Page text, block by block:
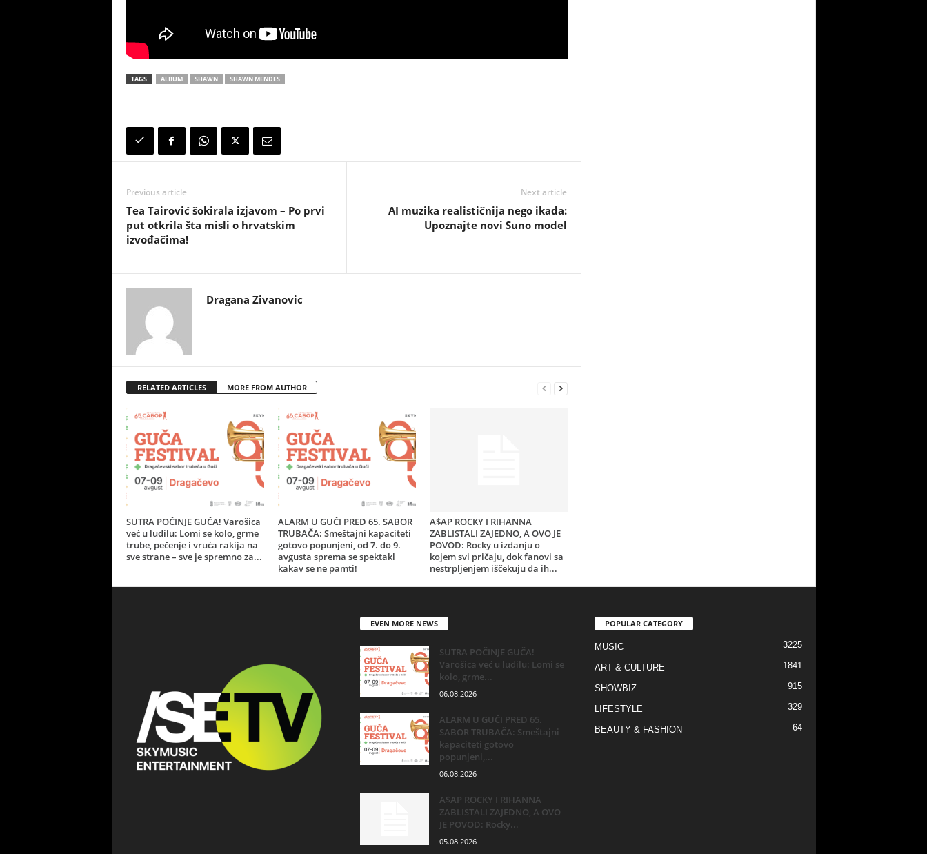
TAGS ALBUM SHAWN SHAWN MENDES
Previous article
Tea Tairović šokirala izjavom – Po prvi
put otkrila šta misli o hrvatskim
izvođačima!
Next article
AI muzika realističnija nego ikada:
Upoznajte novi Suno model
Dragana Zivanovic
RELATED ARTICLES MORE FROM AUTHOR
SUTRA POČINJE GUČA! Varošica
već u ludilu: Lomi se kolo, grme
trube, pečenje i vruća rakija na
sve strane – sve je spremno za...
ALARM U GUČI PRED 65. SABOR
TRUBAČA: Smeštajni kapaciteti
gotovo popunjeni, od 7. do 9.
avgusta sprema se spektakl
kakav se ne pamti!
A$AP ROCKY I RIHANNA
ZABLISTALI ZAJEDNO, A OVO JE
POVOD: Rocky u izdanju o
kojem svi pričaju, dok fanovi sa
nestrpljenjem iščekuju da ih...
EVEN MORE NEWS
SUTRA POČINJE GUČA!
Varošica već u ludilu: Lomi se
kolo, grme...
06.08.2026
ALARM U GUČI PRED 65.
SABOR TRUBAČA: Smeštajni
kapaciteti gotovo
popunjeni,...
06.08.2026
A$AP ROCKY I RIHANNA
ZABLISTALI ZAJEDNO, A OVO
JE POVOD: Rocky...
05.08.2026
POPULAR CATEGORY
MUSIC 3225
ART & CULTURE 1841
SHOWBIZ 915
LIFESTYLE 329
BEAUTY & FASHION 64